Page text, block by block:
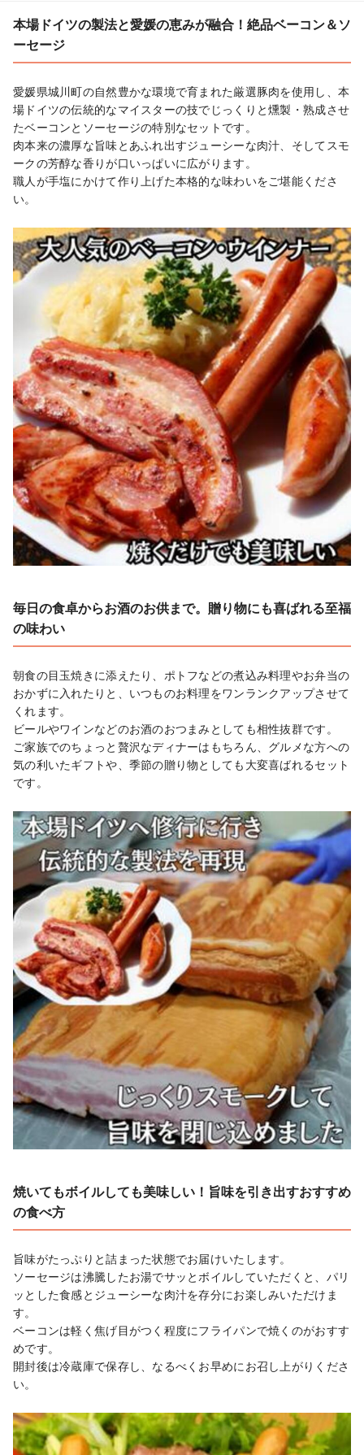
本場ドイツの製法と愛媛の恵みが融合！絶品ベーコン＆ソ
ーセージ
愛媛県城川町の自然豊かな環境で育まれた厳選豚肉を使用し、本
場ドイツの伝統的なマイスターの技でじっくりと燻製・熟成させ
たベーコンとソーセージの特別なセットです。
肉本来の濃厚な旨味とあふれ出すジューシーな肉汁、そしてスモ
ークの芳醇な香りが口いっぱいに広がります。
職人が手塩にかけて作り上げた本格的な味わいをご堪能くださ
い。
毎日の食卓からお酒のお供まで。贈り物にも喜ばれる至福
の味わい
朝食の目玉焼きに添えたり、ポトフなどの煮込み料理やお弁当の
おかずに入れたりと、いつものお料理をワンランクアップさせて
くれます。
ビールやワインなどのお酒のおつまみとしても相性抜群です。
ご家族でのちょっと贅沢なディナーはもちろん、グルメな方への
気の利いたギフトや、季節の贈り物としても大変喜ばれるセット
です。
焼いてもボイルしても美味しい！旨味を引き出すおすすめ
の食べ方
旨味がたっぷりと詰まった状態でお届けいたします。
ソーセージは沸騰したお湯でサッとボイルしていただくと、パリ
ッとした食感とジューシーな肉汁を存分にお楽しみいただけま
す。
ベーコンは軽く焦げ目がつく程度にフライパンで焼くのがおすす
めです。
開封後は冷蔵庫で保存し、なるべくお早めにお召し上がりくださ
い。